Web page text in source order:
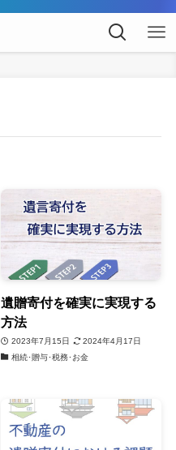
遺贈寄付を確実に実現する
方法
2023年7月15日
2024年4月17日
相続･贈与･税務･お金